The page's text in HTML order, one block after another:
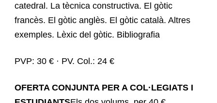
catedral. La tècnica constructiva. El gòtic
francès. El gòtic anglès. El gòtic català. Altres
exemples. Lèxic del gòtic. Bibliografia
PVP: 30 € · PV. Col.: 24 €
OFERTA CONJUNTA PER A COL·LEGIATS I